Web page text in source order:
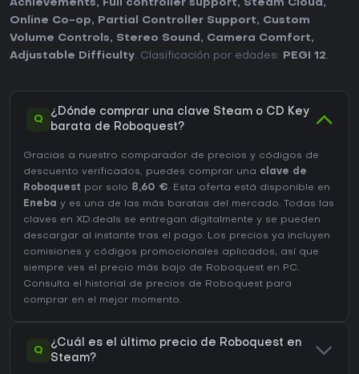
Achievements, Full controller support, Steam Cloud ,
Online Co-op, Partial Controller Support, Custom
Volume Controls, Stereo Sound , Camera Comfort,
Adjustable Difficulty. Clasificación por edades: PEGI 12.
Q
¿Dónde comprar una clave Steam o CD Key
barata de Roboquest?
Gracias a nuestro comparador de precios y códigos de
descuento verificados, puedes comprar una clave de
Roboquest por solo 8,60 €. Esta oferta está disponible en
Eneba y es una de las más baratas del mercado. Todas las
claves en XD.deals se entregan digitalmente y se pueden
descargar al instante tras el pago. Los precios ya incluyen
comisiones y códigos promocionales aplicados, así que
siempre ves el precio más bajo de Roboquest en PC.
Consulta el
historial de precios de Roboquest para
comprar en el mejor momento.
Q
¿Cuál es el último precio de Roboquest en
Steam?